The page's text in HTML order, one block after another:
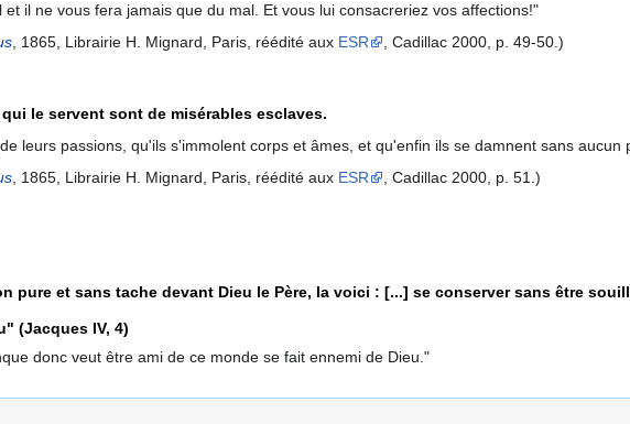
il ne vous fera jamais que du mal. Et vous lui consacreriez vos affections!"
, 1865, Librairie H. Mignard, Paris, réédité aux ESR , Cadillac 2000, p. 49-50.)
le servent sont de misérables esclaves.
leurs passions, qu'ils s'immolent corps et âmes, et qu'enfin ils se damnent sans aucun
, 1865, Librairie H. Mignard, Paris, réédité aux ESR , Cadillac 2000, p. 51.)
pure et sans tache devant Dieu le Père, la voici : [...] se conserver sans être
(Jacques IV, 4)
donc veut être ami de ce monde se fait ennemi de Dieu."